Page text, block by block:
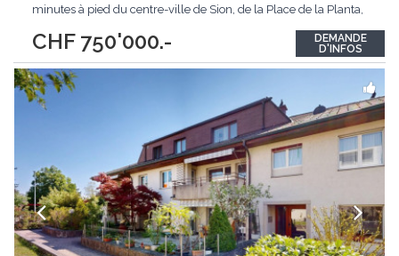
CHF 750'000.-
minutes à pied du centre-ville de Sion, de la Place de la Planta,
Fonctionnel et lumineux, ce logement offre une distribution
optimisée ainsi qu'un...
DEMANDE
D'INFOS